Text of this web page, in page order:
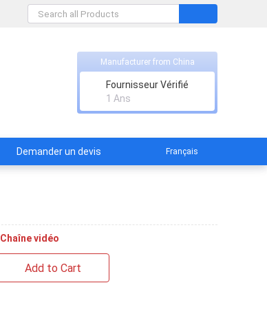
Manufacturer from China
Fournisseur Vérifié
1 Ans
Demander un devis Français
Chaîne vidéo
Add to Cart